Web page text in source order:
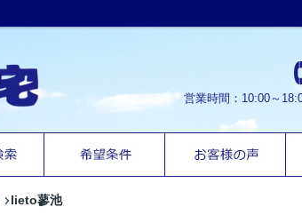
営業時間：10:00～
lieto蓼池